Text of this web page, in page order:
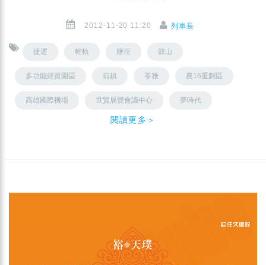
2012-11-20 11:20 列車長
捷運 輕軌 鹽埕 鼓山
多功能經貿園區 前鎮 苓雅 農16重劃區
高雄國際機場 世貿展覽會議中心 夢時代
閱讀更多＞